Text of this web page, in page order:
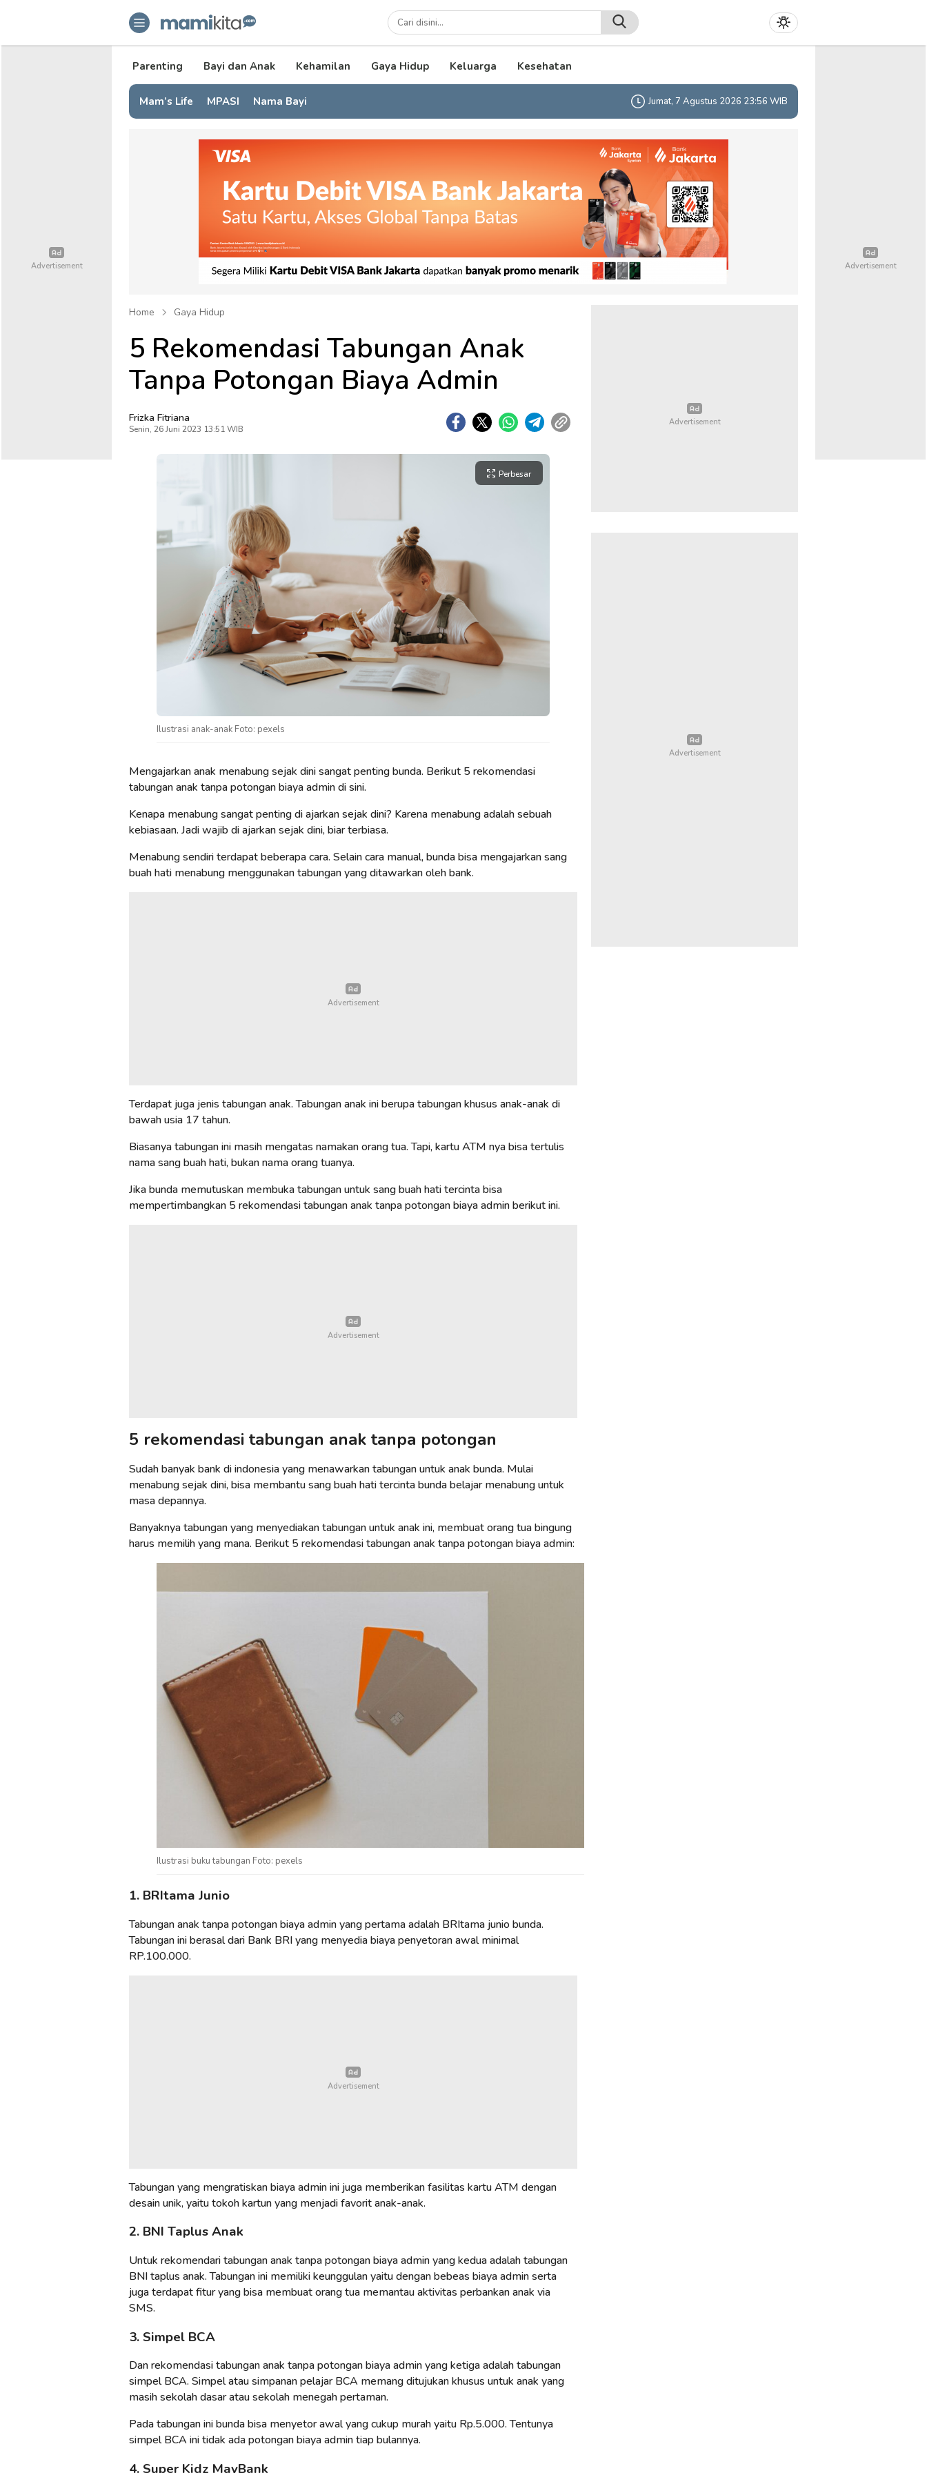
mamikita.com
Informasi Parenting untuk Mami Milenial
Parenting Bayi dan Anak Kehamilan Gaya Hidup Keluarga Kesehatan
Mam’s Life MPASI Nama Bayi Jumat, 7 Agustus 2026 23:56 WIB
Home Gaya Hidup
5 Rekomendasi Tabungan Anak
Tanpa Potongan Biaya Admin
Frizka Fitriana
Senin, 26 Juni 2023 13:51 WIB
Perbesar
Ilustrasi anak-anak Foto: pexels
Mengajarkan anak menabung sejak dini sangat penting bunda. Berikut 5 rekomendasi
tabungan anak tanpa potongan biaya admin di sini.
Kenapa menabung sangat penting di ajarkan sejak dini? Karena menabung adalah sebuah
kebiasaan. Jadi wajib di ajarkan sejak dini, biar terbiasa.
Menabung sendiri terdapat beberapa cara. Selain cara manual, bunda bisa mengajarkan sang
buah hati menabung menggunakan tabungan yang ditawarkan oleh bank.
Terdapat juga jenis tabungan anak. Tabungan anak ini berupa tabungan khusus anak-anak di
bawah usia 17 tahun.
Biasanya tabungan ini masih mengatas namakan orang tua. Tapi, kartu ATM nya bisa tertulis
nama sang buah hati, bukan nama orang tuanya.
Jika bunda memutuskan membuka tabungan untuk sang buah hati tercinta bisa
mempertimbangkan 5 rekomendasi tabungan anak tanpa potongan biaya admin berikut ini.
5 rekomendasi tabungan anak tanpa potongan
Sudah banyak bank di indonesia yang menawarkan tabungan untuk anak bunda. Mulai
menabung sejak dini, bisa membantu sang buah hati tercinta bunda belajar menabung untuk
masa depannya.
Banyaknya tabungan yang menyediakan tabungan untuk anak ini, membuat orang tua bingung
harus memilih yang mana. Berikut 5 rekomendasi tabungan anak tanpa potongan biaya admin:
Ilustrasi buku tabungan Foto: pexels
1. BRItama Junio
Tabungan anak tanpa potongan biaya admin yang pertama adalah BRItama junio bunda.
Tabungan ini berasal dari Bank BRI yang menyedia biaya penyetoran awal minimal
RP.100.000.
Tabungan yang mengratiskan biaya admin ini juga memberikan fasilitas kartu ATM dengan
desain unik, yaitu tokoh kartun yang menjadi favorit anak-anak.
2. BNI Taplus Anak
Untuk rekomendari tabungan anak tanpa potongan biaya admin yang kedua adalah tabungan
BNI taplus anak. Tabungan ini memiliki keunggulan yaitu dengan bebeas biaya admin serta
juga terdapat fitur yang bisa membuat orang tua memantau aktivitas perbankan anak via
SMS.
3. Simpel BCA
Dan rekomendasi tabungan anak tanpa potongan biaya admin yang ketiga adalah tabungan
simpel BCA. Simpel atau simpanan pelajar BCA memang ditujukan khusus untuk anak yang
masih sekolah dasar atau sekolah menegah pertaman.
Pada tabungan ini bunda bisa menyetor awal yang cukup murah yaitu Rp.5.000. Tentunya
simpel BCA ini tidak ada potongan biaya admin tiap bulannya.
4. Super Kidz MayBank